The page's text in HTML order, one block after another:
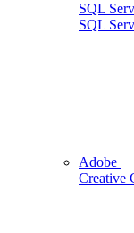
SQL
SQL
Adobe
Creative